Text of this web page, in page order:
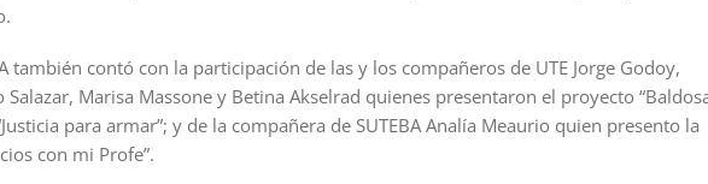
también contó con la participación de las y los compañeros de UTE Jorge Godoy,
Salazar, Marisa Massone y Betina Akselrad quienes presentaron el proyecto
para armar”; y de la compañera de SUTEBA Analía Meaurio quien presento la
con mi Profe”.